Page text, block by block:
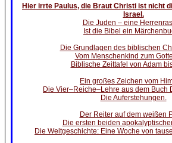
Hier irrte Paulus, die Braut Christi ist nicht
Israel.
Die Juden – eine
Ist die Bibel ein
Die Grundlagen des biblischen
Vom Menschenkind zum
Biblische Zeittafel von Adam
Ein großes Zeichen vom
Die Vier–Reiche–Lehre aus dem Buch
Die Auferstehungen.
Der Reiter auf dem weißen
Die ersten beiden
Die Weltgeschichte: Eine Woche von